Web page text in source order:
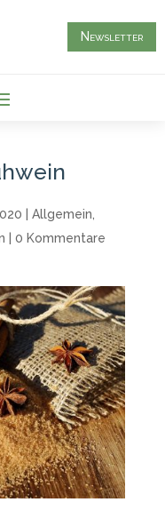
Newsletter
|Allgemein
0 Kommentare